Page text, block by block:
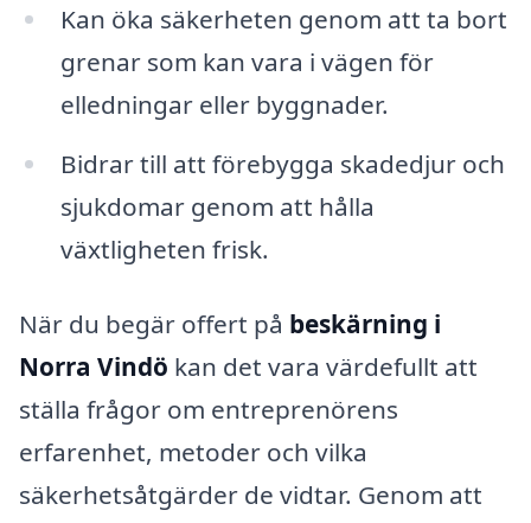
Kan öka säkerheten genom att ta bort
grenar som kan vara i vägen för
elledningar eller byggnader.
Bidrar till att förebygga skadedjur och
sjukdomar genom att hålla
växtligheten frisk.
När du begär offert på beskärning i
Norra Vindö kan det vara värdefullt att
ställa frågor om entreprenörens
erfarenhet, metoder och vilka
säkerhetsåtgärder de vidtar. Genom att